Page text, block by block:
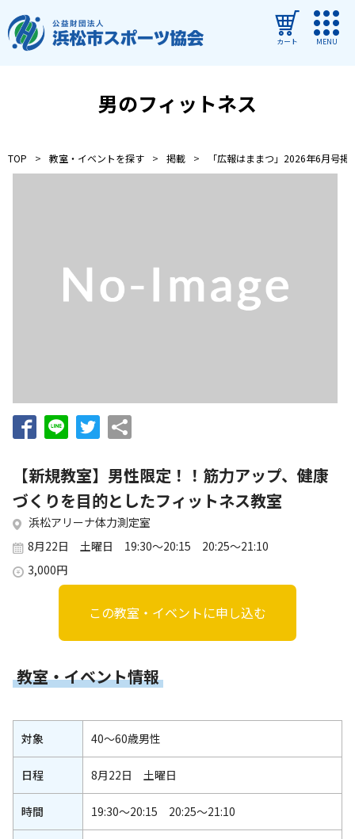
カート MENU
ご利用ガイド
管理施設
教室・イベントからのお知らせ
浜松スポーツ協会に関する
053-411-8686
メールフォームでのお問い合わせ
各教室・イベントページの問い合わせ先までお願いいたします。
男のフィットネス
TOP 教室・イベントを探す 掲載 「広報はままつ」2026年6月号掲
【新規教室】男性限定！！筋力アップ、健康
づくりを目的としたフィットネス教室
浜松アリーナ体力測定室
8月22日 土曜日 19:30～20:15 20:25～21:10
3,000円
この教室・イベントに申し込む
教室・イベント情報
対象 40～60歳男性
日程 8月22日 土曜日
時間 19:30～20:15 20:25～21:10